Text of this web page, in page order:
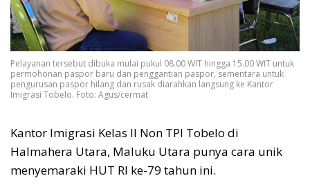
Pelayanan tersebut dibuka mulai pukul 08.00 WIT hingga 15.00 WIT untuk
permohonan paspor baru dan penggantian paspor, sementara untuk
pengurusan paspor hilang dan rusak diarahkan langsung ke Kantor
Imigrasi Tobelo. Foto: Agus/cermat
Kantor Imigrasi Kelas II Non TPI Tobelo di
Halmahera Utara, Maluku Utara punya cara unik
menyemaraki HUT RI ke-79 tahun ini.